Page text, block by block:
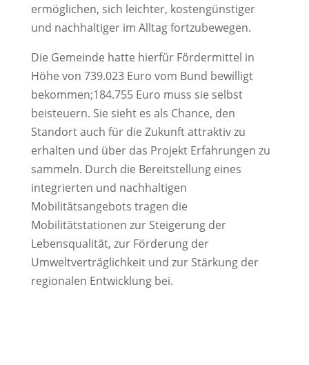
ermöglichen, sich leichter, kostengünstiger
und nachhaltiger im Alltag fortzubewegen.
Die Gemeinde hatte hierfür Fördermittel in
Höhe von 739.023 Euro vom Bund bewilligt
bekommen;184.755 Euro muss sie selbst
beisteuern. Sie sieht es als Chance, den
Standort auch für die Zukunft attraktiv zu
erhalten und über das Projekt Erfahrungen zu
sammeln. Durch die Bereitstellung eines
integrierten und nachhaltigen
Mobilitätsangebots tragen die
Mobilitätstationen zur Steigerung der
Lebensqualität, zur Förderung der
Umweltverträglichkeit und zur Stärkung der
regionalen Entwicklung bei.